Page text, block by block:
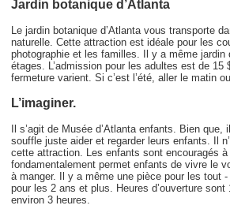
Jardin botanique d’Atlanta
Le jardin botanique d’Atlanta vous transporte
naturelle. Cette attraction est idéale pour les
photographie et les familles. Il y a même
étages. L’admission pour les adultes est de
fermeture varient. Si c’est l’été, aller le matin
L’imaginer.
Il s’agit de Musée d’Atlanta enfants. Bien
souffle juste aider et regarder leurs enfants. Il
cette attraction. Les enfants sont encouragés
fondamentalement permet enfants de vivre le
à manger. Il y a même une pièce pour les tout
pour les 2 ans et plus. Heures d’ouverture
environ 3 heures.